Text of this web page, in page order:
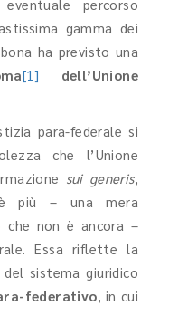
percorso
gamma dei
ha previsto una
[1]
dell’Unione
para-federale si
che l’Unione
sui generis,
più – una mera
non è ancora –
Essa riflette la
sistema giuridico
federativo , in cui